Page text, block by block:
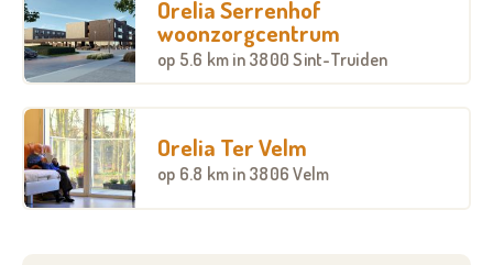
Orelia Serrenhof
woonzorgcentrum
op 5.6 km in 3800 Sint-Truiden
Orelia Ter Velm
op 6.8 km in 3806 Velm